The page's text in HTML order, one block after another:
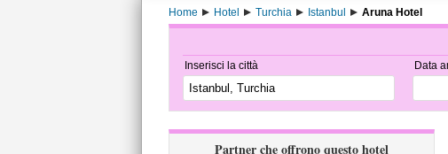
Home Hotel Turchia Istanbul Aruna Hotel
Inserisci la città Data
Partner che offrono questo hotel